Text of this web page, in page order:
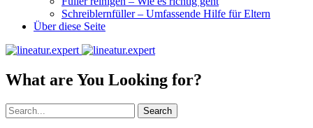
Schreiblernfüller – Umfassende Hilfe für Eltern
Über diese Seite
What are You Looking for?
Search